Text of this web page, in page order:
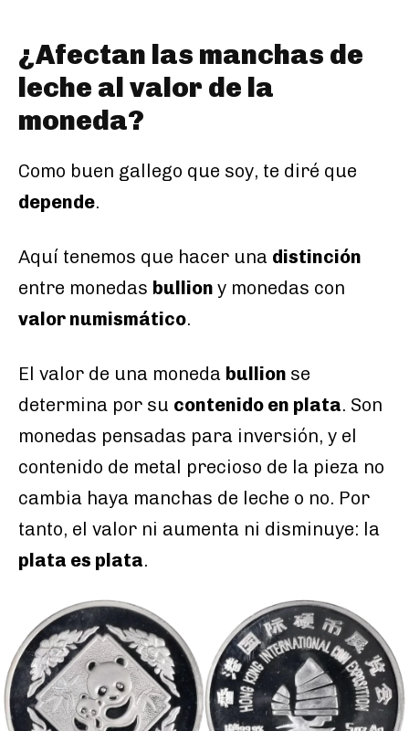
¿Afectan las manchas de
leche al valor de la
moneda?
Como buen gallego que soy, te diré que
depende.
Aquí tenemos que hacer una distinción
entre monedas bullion y monedas con
valor numismático.
El valor de una moneda bullion se
determina por su contenido en plata. Son
monedas pensadas para inversión, y el
contenido de metal precioso de la pieza no
cambia haya manchas de leche o no. Por
tanto, el valor ni aumenta ni disminuye: la
plata es plata.